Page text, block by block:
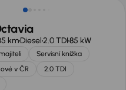
kmDiesel2.0 TDI85 kW
Servisní knížka
v ČR
2.0 TDI